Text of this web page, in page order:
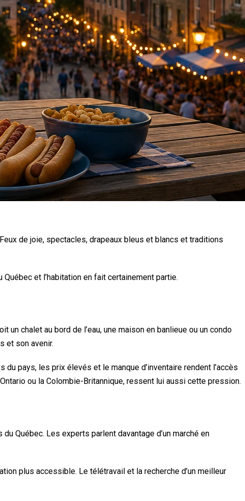
de joie, spectacles, drapeaux bleus et blancs et traditions
et l’habitation en fait certainement partie.
chalet au bord de l’eau, une maison en banlieue ou un condo
et son avenir.
pays, les prix élevés et le manque d’inventaire rendent l’accès
ou la Colombie-Britannique, ressent lui aussi cette pression.
Québec. Les experts parlent davantage d’un marché en
plus accessible. Le télétravail et la recherche d’un meilleur